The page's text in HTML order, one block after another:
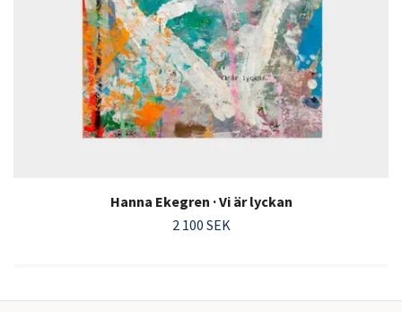
Hanna Ekegren · Vi är lyckan
2 100 SEK